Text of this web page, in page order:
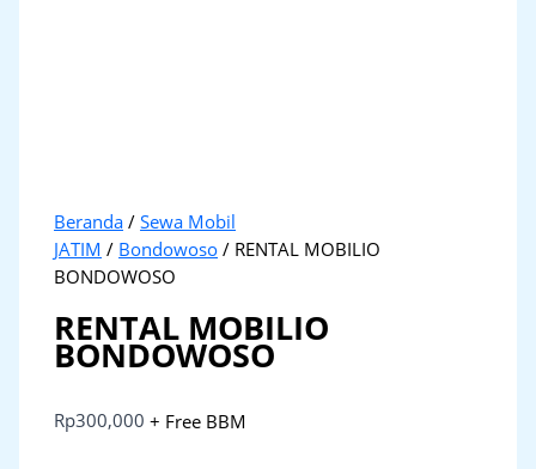
Beranda /Sewa Mobil
JATIM / Bondowoso / RENTAL MOBILIO
BONDOWOSO
RENTAL MOBILIO
BONDOWOSO
Rp300,000 + Free BBM